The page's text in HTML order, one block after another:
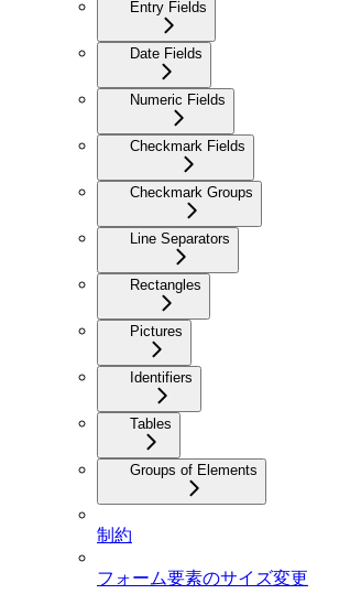
Entry Fields
Date Fields
Numeric Fields
Checkmark Fields
Checkmark Groups
Line Separators
Rectangles
Pictures
Identifiers
Tables
Groups of Elements
制約
フォーム要素のサイズ変更